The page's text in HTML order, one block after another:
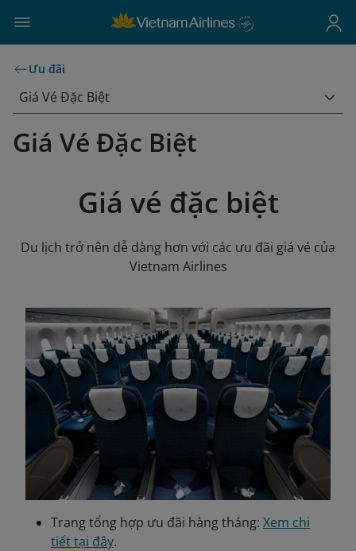
Ưu đãi
Giá Vé Đặc Biệt
Giá Vé Đặc Biệt
Giá vé đặc biệt
Du lịch trở nên dễ dàng hơn với các ưu đãi giá vé của
Vietnam Airlines
Trang tổng hợp ưu đãi hàng tháng: Xem chi
tiết tại đây.